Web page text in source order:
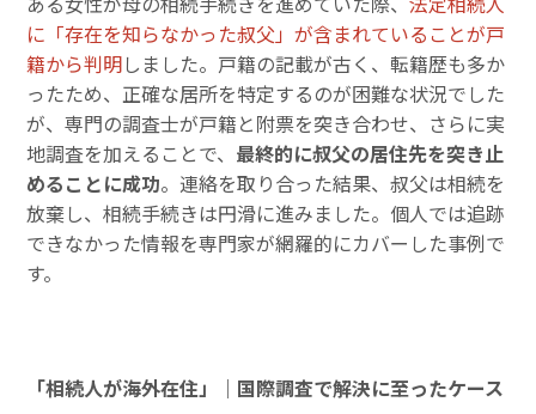
に「存在を知らなかった叔父」が含まれていることが戸
籍から判明しました。戸籍の記載が古く、転籍歴も多か
ったため、正確な居所を特定するのが困難な状況でした
が、専門の調査士が戸籍と附票を突き合わせ、さらに実
地調査を加えることで、 最終的に叔父の居住先を突き止
めることに成功。連絡を取り合った結果、叔父は相続を
放棄し、相続手続きは円滑に進みました。個人では追跡
できなかった情報を専門家が網羅的にカバーした事例で
す。
「相続人が海外在住」｜国際調査で解決に至ったケース